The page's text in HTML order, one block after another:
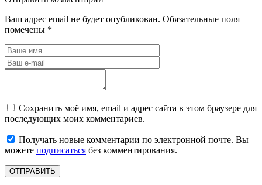
Ваш адрес email не будет опубликован. Обязательные поля
помечены *
Сохранить моё имя, email и адрес сайта в этом браузере для
последующих моих комментариев.
Получать новые комментарии по электронной почте. Вы
можете подписаться без комментирования.